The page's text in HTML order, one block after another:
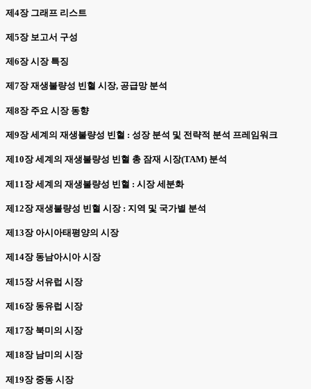
제4장 그래프 리스트
제5장 보고서 구성
제6장 시장 특징
제7장 재생불량성 빈혈 시장, 공급망 분석
제8장 주요 시장 동향
제9장 세계의 재생불량성 빈혈 : 성장 분석 및 전략적 분석 프레임워크
제10장 세계의 재생불량성 빈혈 총 잠재 시장(TAM) 분석
제11장 세계의 재생불량성 빈혈 : 시장 세분화
제12장 재생불량성 빈혈 시장 : 지역 및 국가별 분석
제13장 아시아태평양의 시장
제14장 동남아시아 시장
제15장 서유럽 시장
제16장 동유럽 시장
제17장 북미의 시장
제18장 남미의 시장
제19장 중동 시장